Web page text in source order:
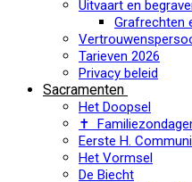
Uitvaart en
Grafrechten
Tarieven 2026
Privacy beleid
Sacramenten
Het Doopsel
✝
Eerste H.
Het Vormsel
De Biecht